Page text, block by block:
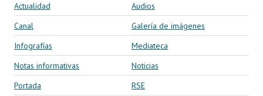
Actualidad
Audios
Canal
Galería de imágenes
Infografías
Mediateca
Notas informativas
Noticias
Portada
RSE